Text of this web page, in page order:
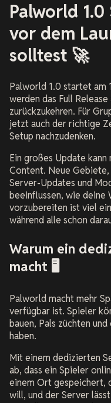
Palworld
vor dem
solltest 🚀
Palworld 1.0 startet am
werden das Full
zurückzukehren. Für
jetzt auch der richtige
Setup nachzudenken.
Ein großes Update
Content. Neue Gebiete,
Server-Updates und
beeinflussen, wie deine
vorzubereiten ist viel
während alle schon
Warum ein
macht 🖥️
Palworld macht mehr
verfügbar ist. Spieler
bauen, Pals züchten
haben.
Mit einem dedizierten
ab, dass ein Spieler
einem Ort gespeichert,
will, und der Server